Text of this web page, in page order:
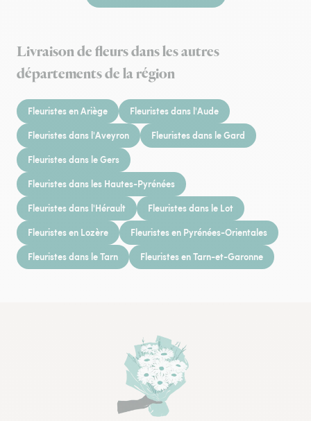
Livraison de fleurs dans les autres
départements de la région
Fleuristes en Ariège
Fleuristes dans l'Aude
Fleuristes dans l'Aveyron
Fleuristes dans le Gard
Fleuristes dans le Gers
Fleuristes dans les Hautes-Pyrénées
Fleuristes dans l'Hérault
Fleuristes dans le Lot
Fleuristes en Lozère
Fleuristes en Pyrénées-Orientales
Fleuristes dans le Tarn
Fleuristes en Tarn-et-Garonne